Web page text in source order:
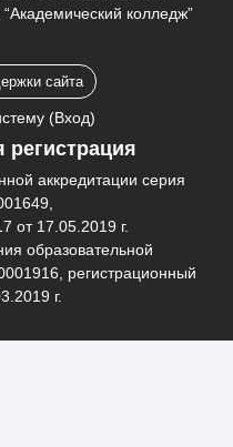
колледж”
сайта
(Вход)
регистрация
аккредитации серия
от 17.05.2019 г.
образовательной
регистрационный
г.